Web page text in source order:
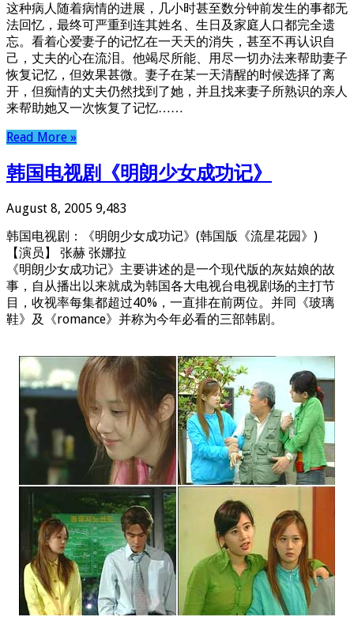
这种病人随着病情的进展，几小时甚至数分钟前发生的事都无
法回忆，最终可严重到连其姓名、生日及家庭人口都完全遗
忘。看着心爱妻子的记忆在一天天的消失，甚至不再认识自
己，丈夫的心在流泪。他竭尽所能、用尽一切办法来帮助妻子
恢复记忆，但效果甚微。妻子在某一天清醒的时候选择了离
开，但痴情的丈夫仍然找到了她，并且找来妻子所熟识的亲人
来帮助她又一次恢复了记忆……
Read More »
韩国电视剧《明朗少女成功记》
August 8, 2005 9,483
韩国电视剧：《明朗少女成功记》(韩国版《流星花园》)
【演员】 张赫 张娜拉
《明朗少女成功记》主要讲述的是一个现代版的灰姑娘的故
事，自从播出以来就成为韩国各大电视台电视剧场的主打节
目，收视率每集都超过40%，一直排在前两位。并同《玻璃
鞋》及《romance》并称为今年必看的三部韩剧。